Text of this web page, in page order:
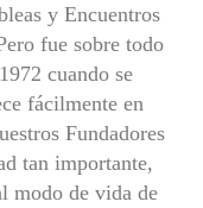
y Encuentros
fue sobre todo
cuando se
fácilmente en
Fundadores
tan importante,
modo de vida de